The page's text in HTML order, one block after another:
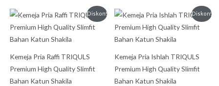
Diskon!
Kemeja Pria Raffi TRIQULS
Premium High Quality Slimfit
Bahan Katun Shakila
Harga
aslinya
adalah:
Harga
saat
ini
Rp399.999.
Diskon!
Kemeja Pria Ishlah TRIQULS
Premium High Quality Slimfit
Bahan Katun Shakila
Rentang
harga:
Rp399.999